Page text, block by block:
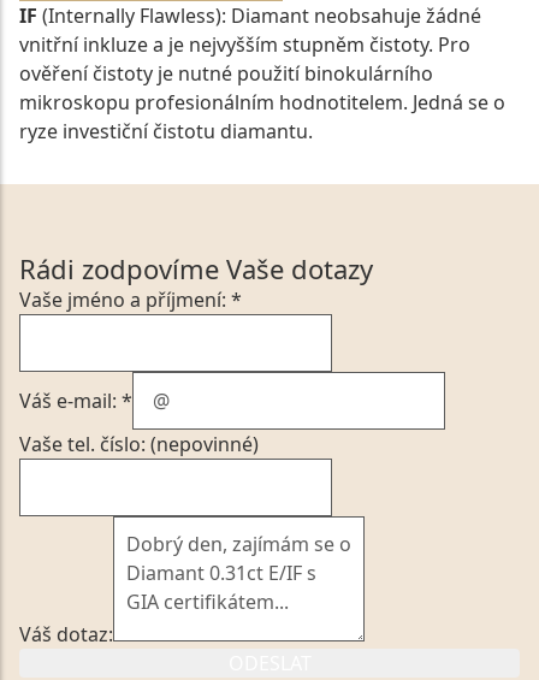
IF (Internally Flawless): Diamant neobsahuje žádné
vnitřní inkluze a je nejvyšším stupněm čistoty. Pro
ověření čistoty je nutné použití binokulárního
mikroskopu profesionálním hodnotitelem. Jedná se o
ryze investiční čistotu diamantu.
Rádi zodpovíme Vaše dotazy
Vaše jméno a příjmení: *
Váš e-mail: *
Vaše tel. číslo: (nepovinné)
Váš dotaz: